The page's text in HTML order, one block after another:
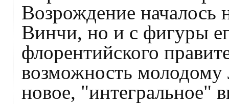
Возрождение началось
Винчи, но и с фигуры
флорентийского
возможность молодому
новое, "интегральное"